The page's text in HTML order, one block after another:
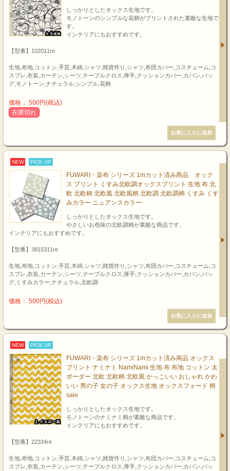
しっかりとしたオックス生地です。
モノトーンのシンプルな花柄がプリントされた素敵な生地で
す。
インテリアにもおすすめです。
【型番】102011re
生地,布地,コットン,手芸,木綿,シャツ,雑貨作り,シャツ,布団カバー,コスチューム,コ
スプレ,衣装,カーテン,シーツ,テーブルクロス,厚手,クッションカバー,カバン,バッ
グ,モノトーン,ナチュラル,シンプル,花柄
価格： 500円(税込)
在庫切れ
NEW PICK UP
FUWARI・染布 シリーズ 1mカット済み商品 オック
ス プリント くすみ北欧調オックスプリント 生地 布 北
欧 北欧柄 北欧風 北欧風柄 北欧調 北欧調柄 くすみ くす
みカラー ニュアンスカラー
しっかりとしたオックス生地です。
やさしいお色味の北欧調柄が素敵な商品です。
インテリアにもおすすめです。
【型番】3815311re
生地,布地,コットン,手芸,木綿,シャツ,雑貨作り,シャツ,布団カバー,コスチューム,コ
スプレ,衣装,カーテン,シーツ,テーブルクロス,厚手,クッションカバー,カバン,バッ
グ,くすみカラー,ナチュラル,北欧調
価格： 500円(税込)
NEW PICK UP
FUWARI・染布 シリーズ 1mカット済み商品 オックス
プリント ナミナミ NamiNami 生地 布 布地 コットン 太
ボーダー 北欧 北欧柄 北欧風 かっこいい おしゃれ かわ
いい 男の子 女の子 オックス生地 オックスフォード 柄
sale
しっかりとしたオックス生地です。
モノトーンのナミナミ柄が素敵な商品です。
インテリアにもおすすめです。
【型番】22334re
生地,布地,コットン,手芸,木綿,シャツ,雑貨作り,シャツ,布団カバー,コスチューム,コ
スプレ,衣装,カーテン,シーツ,テーブルクロス,厚手,クッションカバー,カバン,バッ